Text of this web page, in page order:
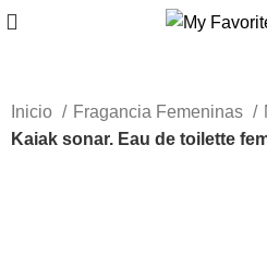
Inicio Fragancia Femeninas
Kaiak sonar. Eau de toilette